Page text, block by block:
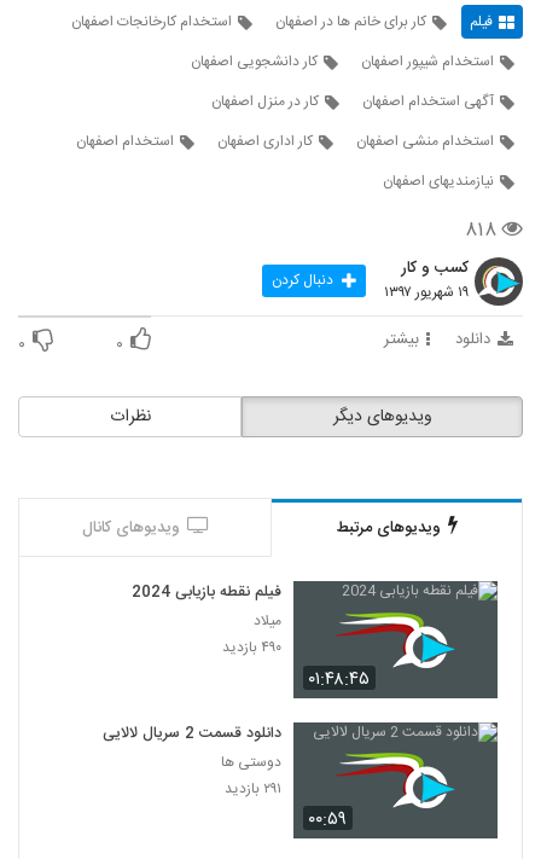
فیلم کار برای خانم ها در اصفهان
استخدام کارخانجات اصفهان
استخدام شیپور اصفهان
کار دانشجویی اصفهان
آگهی استخدام اصفهان
کار در منزل اصفهان
استخدام منشی اصفهان
کار اداری اصفهان
استخدام اصفهان
نیازمندیهای اصفهان
۸۱۸
کسب و کار
۱۹ شهریور ۱۳۹۷ دنبال کردن
دانلود بیشتر ۰ ۰
نظرات ویدیوهای دیگر
ویدیوهای مرتبط ویدیوهای کانال
۰۱:۴۸:۴۵
فیلم نقطه بازیابی 2024
میلاد
۴۹۰ بازدید
۰۰:۵۹
دانلود قسمت 2 سریال لالایی
دوستی ها
۲۹۱ بازدید